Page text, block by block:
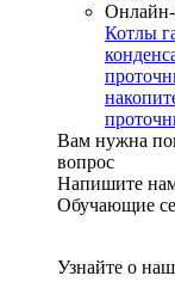
Котлы
Вам нужна
вопрос
Напишите
Обучающие
Узнайте о